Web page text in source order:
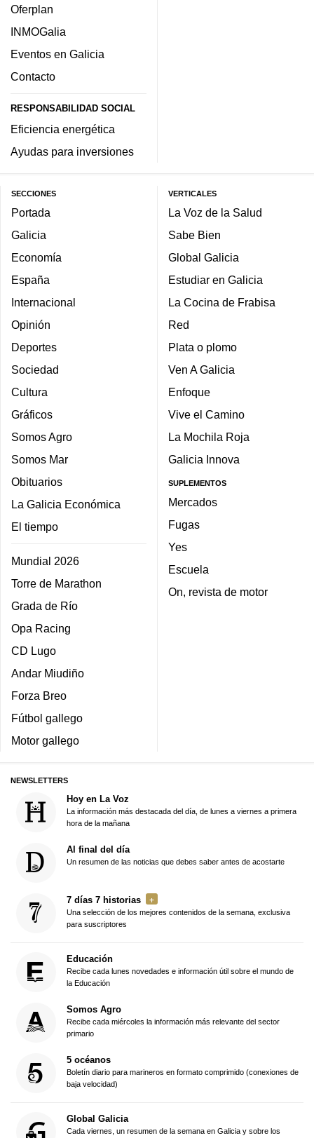
Oferplan
INMOGalia
Eventos en Galicia
Contacto
RESPONSABILIDAD SOCIAL
Eficiencia energética
Ayudas para inversiones
SECCIONES
Portada
Galicia
Economía
España
Internacional
Opinión
Deportes
Sociedad
Cultura
Gráficos
Somos Agro
Somos Mar
Obituarios
La Galicia Económica
El tiempo
Mundial 2026
Torre de Marathon
Grada de Río
Opa Racing
CD Lugo
Andar Miudiño
Forza Breo
Fútbol gallego
Motor gallego
VERTICALES
La Voz de la Salud
Sabe Bien
Global Galicia
Estudiar en Galicia
La Cocina de Frabisa
Red
Plata o plomo
Ven A Galicia
Enfoque
Vive el Camino
La Mochila Roja
Galicia Innova
SUPLEMENTOS
Mercados
Fugas
Yes
Escuela
On, revista de motor
NEWSLETTERS
Hoy en La Voz
La información más destacada del día, de lunes a viernes a primera
hora de la mañana
Al final del día
Un resumen de las noticias que debes saber antes de acostarte
7 días 7 historias
Una selección de los mejores contenidos de la semana, exclusiva
para suscriptores
Educación
Recibe cada lunes novedades e información útil sobre el mundo de
la Educación
Somos Agro
Recibe cada miércoles la información más relevante del sector
primario
5 océanos
Boletín diario para marineros en formato comprimido (conexiones de
baja velocidad)
Global Galicia
Cada viernes, un resumen de la semana en Galicia y sobre los